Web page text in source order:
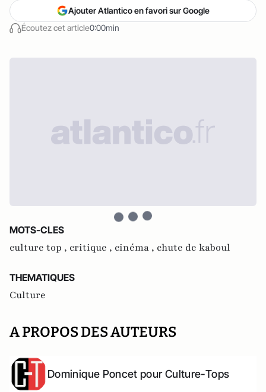
Écoutez cet article0:00min
Ajouter Atlantico en favori sur Google
MOTS-CLES
culture top , critique , cinéma , chute de kaboul
THEMATIQUES
Culture
A PROPOS DES AUTEURS
Dominique Poncet pour Culture-Tops